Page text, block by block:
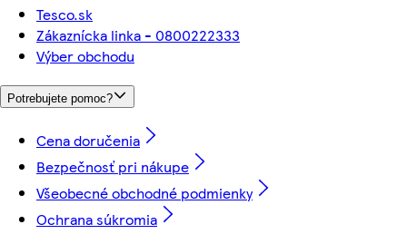
Tesco.sk
Zákaznícka linka - 0800222333
Výber obchodu
Potrebujete pomoc?
Cena doručenia
Bezpečnosť pri nákupe
Všeobecné obchodné podmienky
Ochrana súkromia